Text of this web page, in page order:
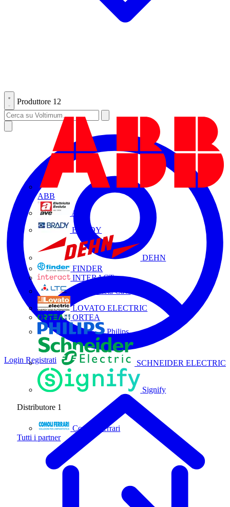
Produttore 12
ABB
AVE
BRADY
DEHN
FINDER
INTERACT
La Triveneta Cavi
LOVATO ELECTRIC
ORTEA
Philips
SCHNEIDER ELECTRIC
Signify
Distributore 1
Comoli Ferrari
Tutti i partner
Login Registrati